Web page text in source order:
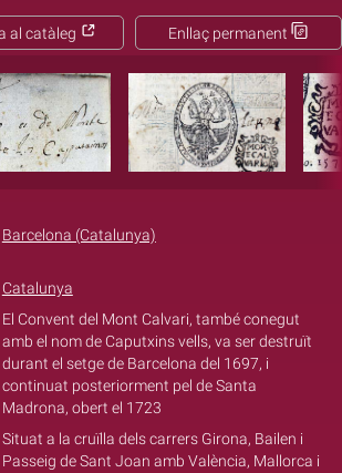
Enllaç permanent
al catàleg
Barcelona (Catalunya)
Catalunya
El Convent del Mont Calvari, també conegut
amb el nom de Caputxins vells, va ser destruït
durant el setge de Barcelona del 1697, i
continuat posteriorment pel de Santa
Madrona, obert el 1723
Situat a la cruïlla dels carrers Girona, Bailen i
Passeig de Sant Joan amb València, Mallorca i